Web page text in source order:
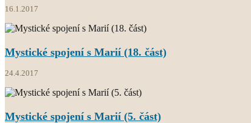
16.1.2017
Mystické spojení s Marií (18. část)
24.4.2017
Mystické spojení s Marií (5. část)